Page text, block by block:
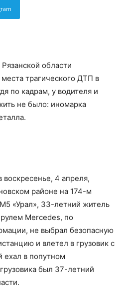
области
трагического ДТП в
по кадрам, у водителя и
не было: иномарка
4 апреля,
районе на 174-м
«Урал», 33-летний житель
Mercedes, по
не выбрал безопасную
и влетел в грузовик с
ехал в попутном
был 37-летний